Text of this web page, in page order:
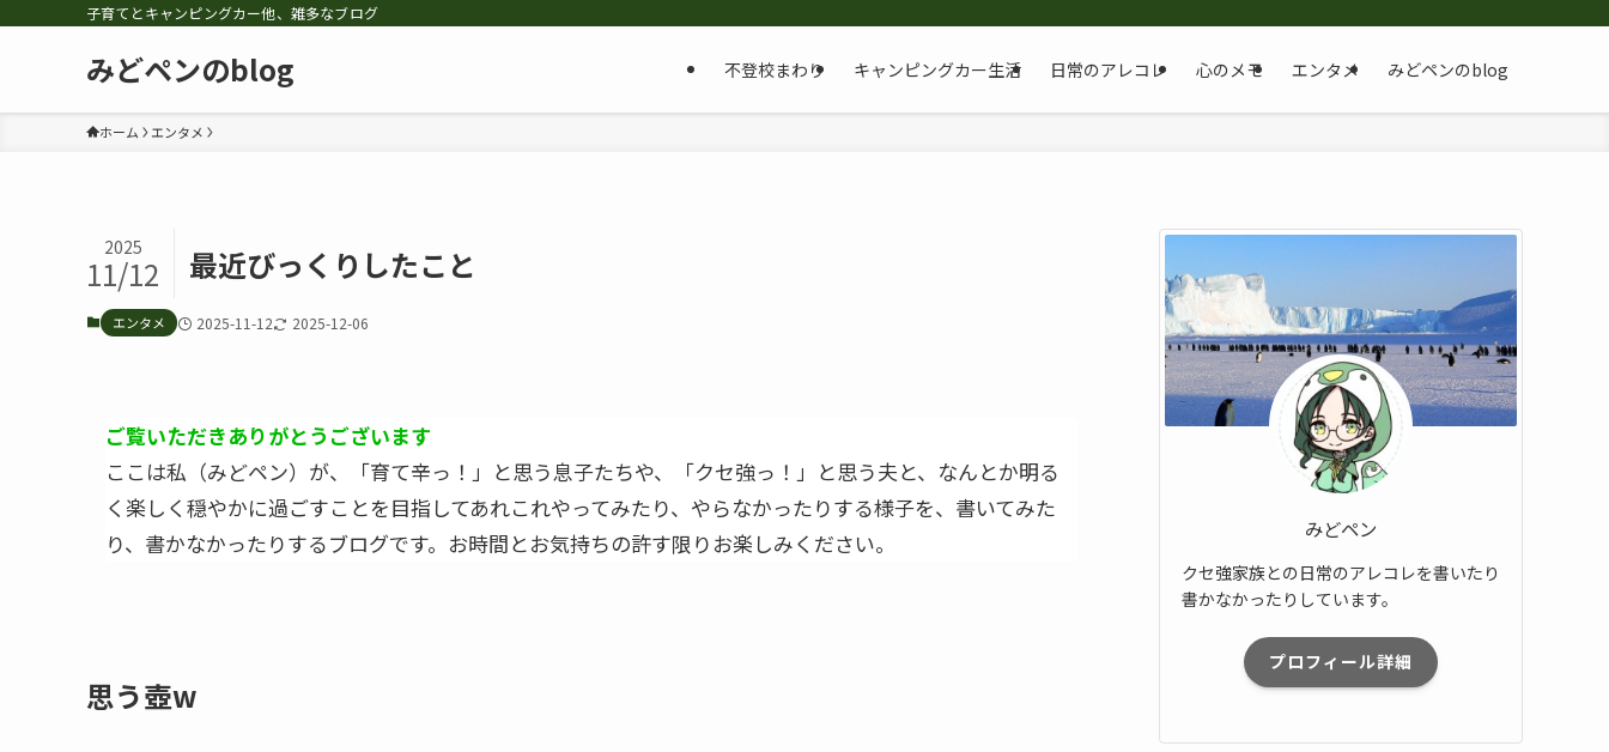
子育てとキャンピングカー他、雑多なブログ
みどペンのblog 不登校まわり キャンピングカー生活 日常のアレコレ 心のメモ エンタメ みどペンのblog
ホーム エンタメ
最近びっくりしたこと
2025
11/12
エンタメ 2025-11-12 2025-12-06
ご覧いただきありがとうございます
ここは私（みどペン）が、「育て辛っ！」と思う息子たちや、「クセ強っ！」と思う夫と、なんとか明る
く楽しく穏やかに過ごすことを目指してあれこれやってみたり、やらなかったりする様子を、書いてみた
り、書かなかったりするブログです。お時間とお気持ちの許す限りお楽しみください。
思う壺w
みどペン
クセ強家族との日常のアレコレを書いたり
書かなかったりしています。
プロフィール詳細